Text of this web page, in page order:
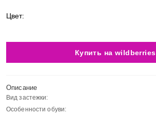
Цвет:
Купить на wildberries
Описание
Вид застежки:
Особенности обуви: